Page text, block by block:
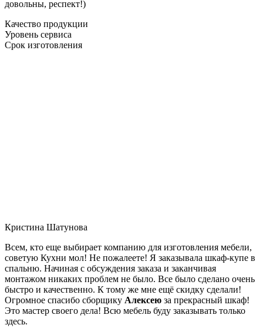
довольны, респект!)
Качество продукции
Уровень сервиса
Срок изготовления
Кристина Шатунова
Всем, кто еще выбирает компанию для изготовления мебели,
советую Кухни мол! Не пожалеете! Я заказывала шкаф-купе в
спальню. Начиная с обсуждения заказа и заканчивая
монтажом никаких проблем не было. Все было сделано очень
быстро и качественно. К тому же мне ещё скидку сделали!
Огромное спасибо сборщику Алексею за прекрасный шкаф!
Это мастер своего дела! Всю мебель буду заказывать только
здесь.